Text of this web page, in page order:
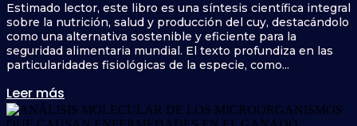
Estimado lector, este libro es una síntesis científica integral
sobre la nutrición, salud y producción del cuy, destacándolo
como una alternativa sostenible y eficiente para la
seguridad alimentaria mundial. El texto profundiza en las
particularidades fisiológicas de la especie, como...
Leer más